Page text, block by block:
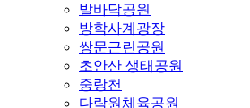
발바닥공원
방학사계광장
쌍문근린공원
초안산 생태공원
중랑천
다락원체육공원